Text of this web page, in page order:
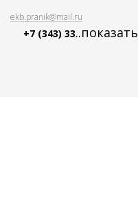
ekb.pranik@mail.ru
+7 (343) 33..показать